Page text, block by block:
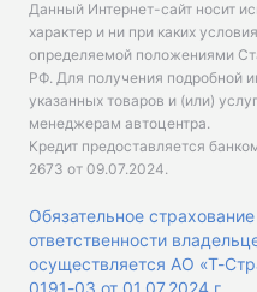
Данный Интернет-сайт носит
характер и ни при каких
определяемой положениями
РФ. Для получения подробной
указанных товаров и (или)
менеджерам автоцентра.
Кредит предоставляется
2673 от 09.07.2024.
Обязательное
ответственности
осуществляется АО «Т-
0191-03 от 01.07.2024 г.